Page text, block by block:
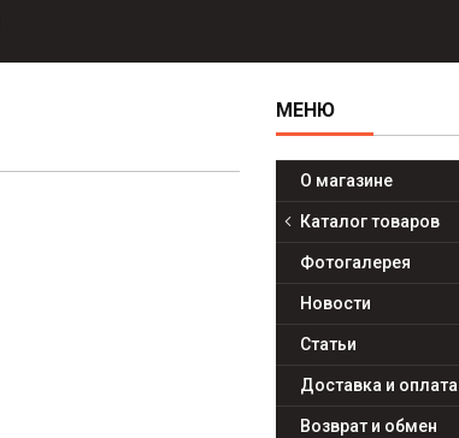
О магазине
Каталог товаров
Фотогалерея
Новости
Статьи
Доставка и оплата
Возврат и обмен